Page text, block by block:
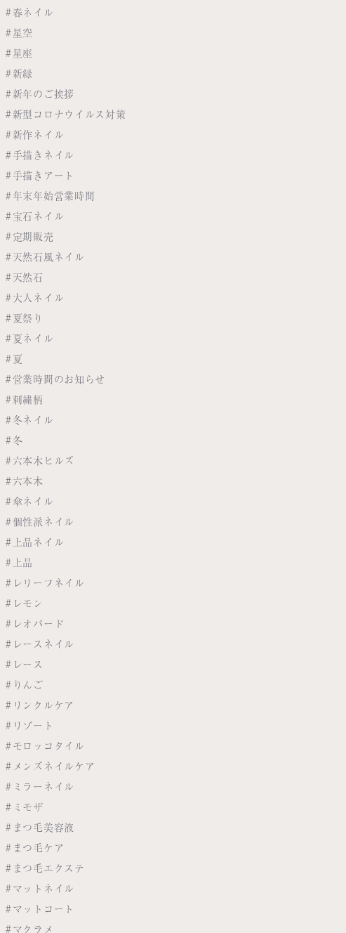
#春ネイル
#星空
#星座
#新緑
#新年のご挨拶
#新型コロナウイルス対策
#新作ネイル
#手描きネイル
#手描きアート
#年末年始営業時間
#宝石ネイル
#定期販売
#天然石風ネイル
#天然石
#大人ネイル
#夏祭り
#夏ネイル
#夏
#営業時間のお知らせ
#刺繍柄
#冬ネイル
#冬
#六本木ヒルズ
#六本木
#傘ネイル
#個性派ネイル
#上品ネイル
#上品
#レリーフネイル
#レモン
#レオパード
#レースネイル
#レース
#りんご
#リンクルケア
#リゾート
#モロッコタイル
#メンズネイルケア
#ミラーネイル
#ミモザ
#まつ毛美容液
#まつ毛ケア
#まつ毛エクステ
#マットネイル
#マットコート
#マクラメ